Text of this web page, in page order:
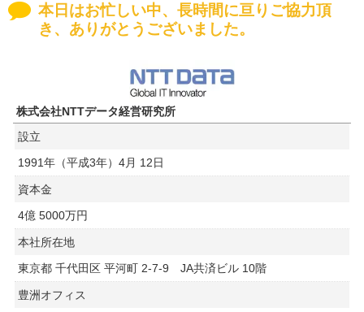
本日はお忙しい中、長時間に亘りご協力頂
き、ありがとうございました。
株式会社NTTデータ経営研究所
設立
1991年（平成3年）4月 12日
資本金
4億 5000万円
本社所在地
東京都 千代田区 平河町 2-7-9 JA共済ビル 10階
豊洲オフィス